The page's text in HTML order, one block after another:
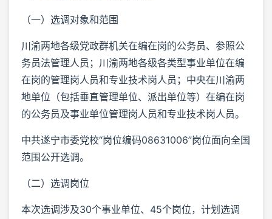
（一）选调对象和范围
川渝两地各级党政群机关在编在岗的公务员、参照公
务员法管理人员；川渝两地各级各类型事业单位在编
在岗的管理岗人员和专业技术岗人员；中央在川渝两
地单位（包括垂直管理单位、派出单位等）在编在岗
的公务员及事业单位管理岗人员和专业技术岗人员。
中共遂宁市委党校“岗位编码08631006”岗位面向全国
范围公开选调。
（二）选调岗位
本次选调涉及30个事业单位、45个岗位，计划选调